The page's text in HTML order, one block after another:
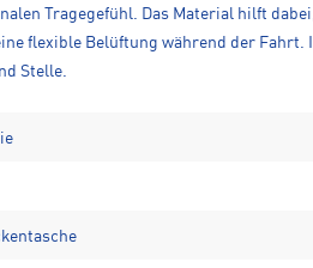
Tragegefühl. Das Material hilft
flexible Belüftung während der Fahrt.
Stelle.